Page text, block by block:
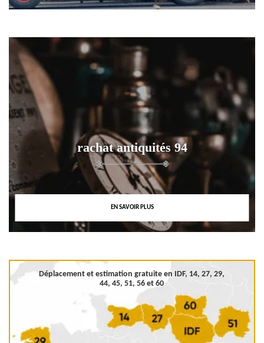
rachat antiquités 94
EN SAVOIR PLUS
Déplacement et estimation gratuite en IDF, 14, 27, 29,
44, 45, 51, 56 et 60